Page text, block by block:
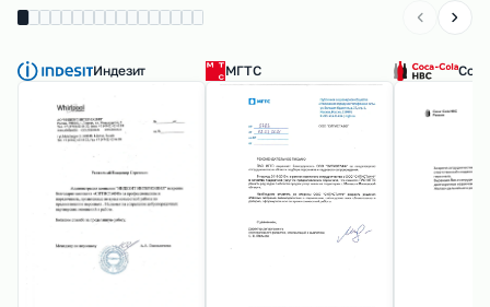
Индезит МГТС